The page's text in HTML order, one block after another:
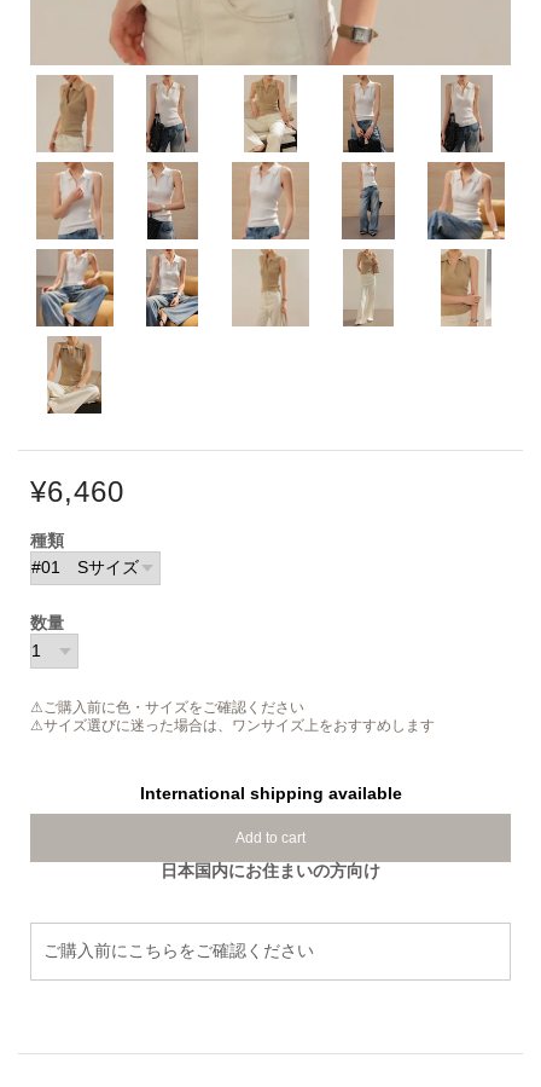
¥6,460
種類
数量
⚠ご購入前に色・サイズをご確認ください
⚠サイズ選びに迷った場合は、ワンサイズ上をおすすめします
International shipping available
Add to cart
日本国内にお住まいの方向け
ご購入前にこちらをご確認ください